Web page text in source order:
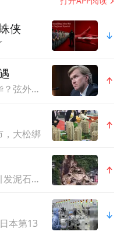
尔效应的一种量子
出现的一种特殊状
量子化的阶梯状特
效应，前者发生在
涉及到了分数激发
在1880年，霍尔就
应时发现了一个有
侠
中国拒绝美鹰派副防长访华？弦外之音被热议
，大松绑
独库公路库车段突降暴雨引发泥石流？官方辟谣
本第13